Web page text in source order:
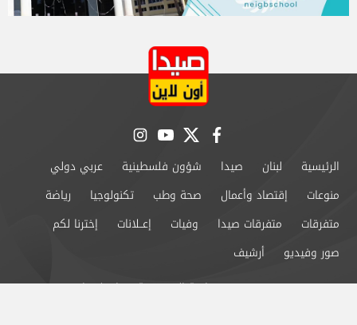
facebook
twitter
youtube
instagram
الرئيسية لبنان صيدا شؤون فلسطينية
عربي دولي
منوعات
إقتصاد وأعمال صحة وطب تكنولوجيا
رياضة
متفرقات
متفرقات صيدا وفيات إعــلانات
إخترنا لكم
صور وفيديو
أرشيف
من نحن
سياسة الخصوصية اتصل بنا